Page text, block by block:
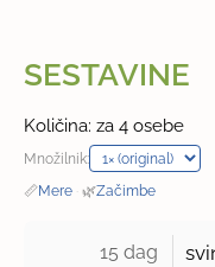
SESTAVINE
Količina: za 4 osebe
Množilnik:
📏Mere · 🌿Začimbe
15 dag